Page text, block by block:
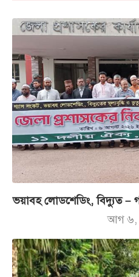
ভয়াবহ লোডশেডিং, বিদ্যুত –
আগ ৬,